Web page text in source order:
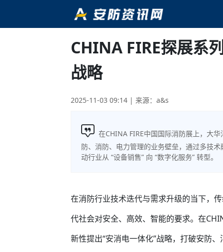
CHINA FIRE探展系
战略
2025-11-03 09:14 | 来源：a&s
在CHINA FIRE中国国际消防展上，大
防、消防、电力管理的业务壁垒，通过多技
动行业从 “设备销售” 向 “数字化服务” 转型。
在消防行业技术迭代与需求升级的当下，
代社会对安全、高效、智能的要求。在
新性提出“安消电一体化”战略，打破安防